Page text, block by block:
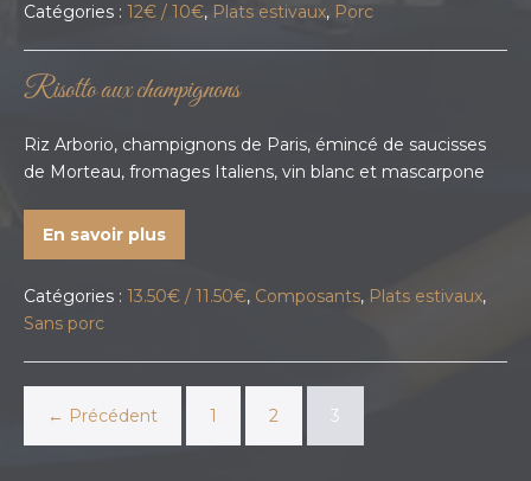
Catégories : 12€ / 10€, Plats estivaux, Porc
Risotto aux champignons
Riz Arborio, champignons de Paris, émincé de saucisses
de Morteau, fromages Italiens, vin blanc et mascarpone
En savoir plus
Catégories : 13.50€ / 11.50€, Composants, Plats estivaux,
Sans porc
← Précédent 1 2 3